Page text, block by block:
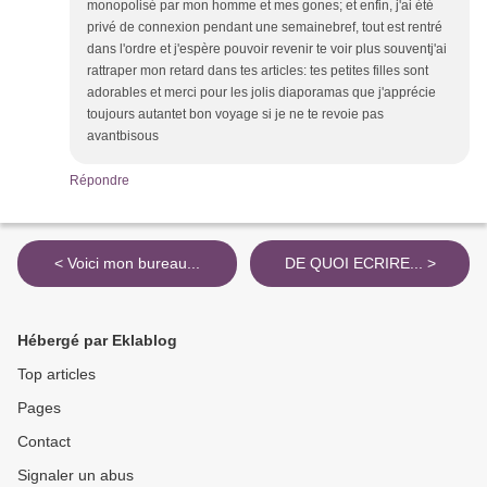
monopolisé par mon homme et mes gones; et enfin, j'ai été
privé de connexion pendant une semainebref, tout est rentré
dans l'ordre et j'espère pouvoir revenir te voir plus souventj'ai
rattraper mon retard dans tes articles: tes petites filles sont
adorables et merci pour les jolis diaporamas que j'apprécie
toujours autantet bon voyage si je ne te revoie pas
avantbisous
Répondre
< Voici mon bureau... DE QUOI ECRIRE... >
Hébergé par Eklablog
Top articles
Pages
Contact
Signaler un abus